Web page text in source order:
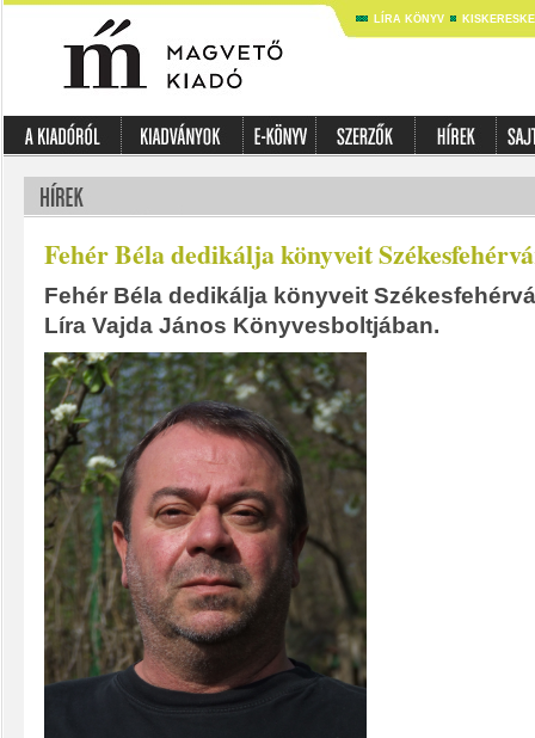
LÍRA KÖNYV
Fehér Béla dedikálja könyveit
Fehér Béla dedikálja könyveit
Líra Vajda János Könyvesboltjában.